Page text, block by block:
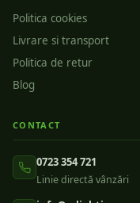
Politica cookies
Livrare si transport
Politica de retur
Blog
CONTACT
0723 354 721
Linie directă vânzări